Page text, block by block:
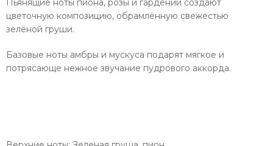
цветочную композицию, обрамлённую свежестью
зелёной груши.
Базовые ноты амбры и мускуса подарят мягкое и
потрясающе нежное звучание пудрового аккорда.